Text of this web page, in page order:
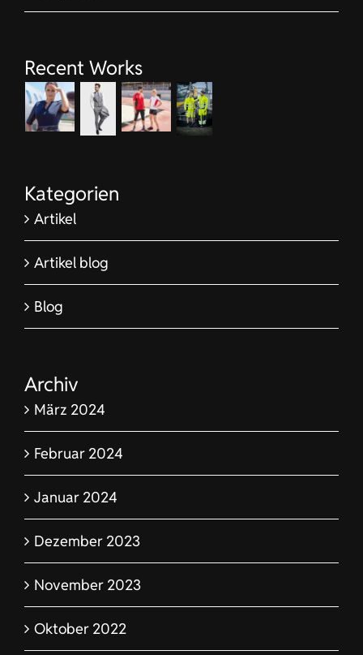
Recent Works
Kategorien
Artikel
Artikel blog
Blog
Archiv
März 2024
Februar 2024
Januar 2024
Dezember 2023
November 2023
Oktober 2022